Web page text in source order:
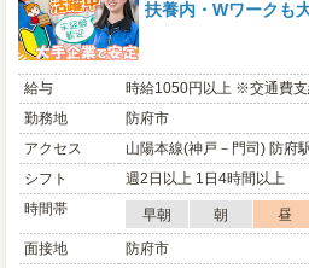
扶養内・Wワークも
給与
時給1050円以上 ※交通費
勤務地
防府市
アクセス
山陽本線(神戸－門司) 防府
シフト
週2日以上 1日4時間以上
時間帯
早朝 朝 昼
面接地
防府市